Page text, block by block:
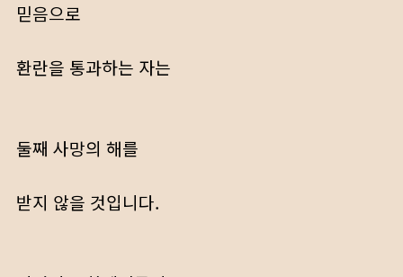
믿음으로
환란을 통과하는 자는
둘째 사망의 해를
받지 않을 것입니다.